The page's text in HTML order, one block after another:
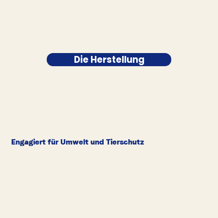
Die Herstellung
Engagiert für Umwelt und Tierschutz